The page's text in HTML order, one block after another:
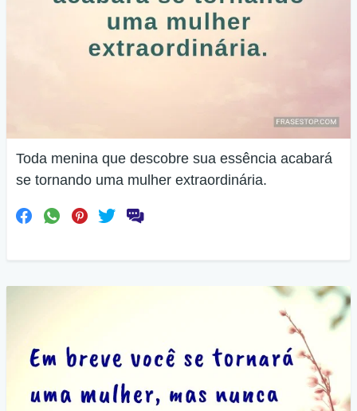
Toda menina que descobre sua essência acabará
se tornando uma mulher extraordinária.